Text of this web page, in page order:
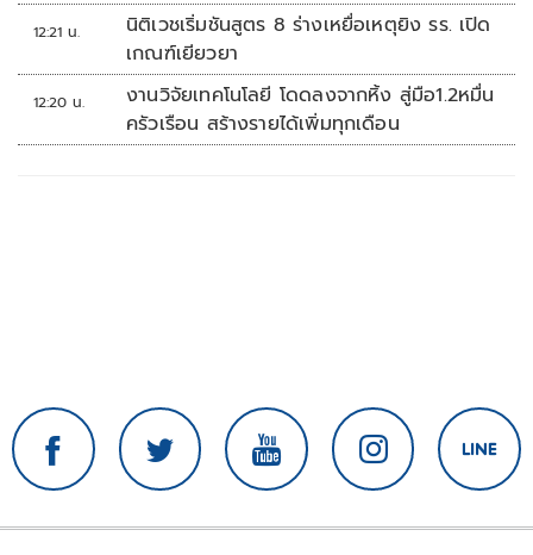
12:21 น.
นิติเวชเริ่มชันสูตร 8 ร่างเหยื่อเหตุยิง รร. เปิด
เกณฑ์เยียวยา
12:20 น.
งานวิจัยเทคโนโลยี โดดลงจากหิ้ง สู่มือ1.2หมื่น
ครัวเรือน สร้างรายได้เพิ่มทุกเดือน